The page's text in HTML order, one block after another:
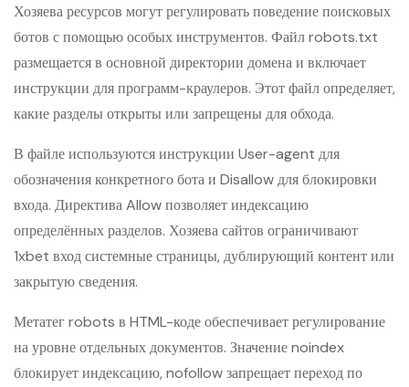
Хозяева ресурсов могут регулировать поведение поисковых
ботов с помощью особых инструментов. Файл robots.txt
размещается в основной директории домена и включает
инструкции для программ-краулеров. Этот файл определяет,
какие разделы открыты или запрещены для обхода.
В файле используются инструкции User-agent для
обозначения конкретного бота и Disallow для блокировки
входа. Директива Allow позволяет индексацию
определённых разделов. Хозяева сайтов ограничивают
1xbet вход системные страницы, дублирующий контент или
закрытую сведения.
Метатег robots в HTML-коде обеспечивает регулирование
на уровне отдельных документов. Значение noindex
блокирует индексацию, nofollow запрещает переход по